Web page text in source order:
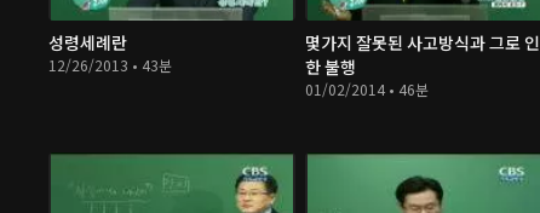
성령세례란
12/26/2013 • 43분
몇가지 잘못된 사고방식과 그로 인
한 불행
01/02/2014 • 46분